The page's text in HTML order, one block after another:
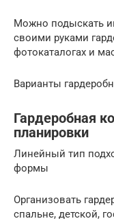
Можно подыскать
своими руками
фотокаталогах и
Варианты
Гардеробная
планировки
Линейный тип
формы
Организовать
спальне, детской,